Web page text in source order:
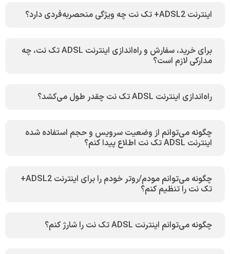
اینترنت ADSL2+ تک نت چه ویژگی منحصربه‌فردی دارد؟
برای خرید، سفارش و راه‌اندازی اینترنت ADSL تک نت، چه
مدارکی لازم است؟
راه‌اندازی اینترنت ADSL تک نت چقدر طول می‌کشد؟
چگونه می‌توانم از وضعیت سرویس و حجم استفاده شده
اینترنت ADSL تک نت اطلاع پیدا کنم؟
چگونه می‌توانم مودم/روتر خودم را برای اینترنت ADSL2+
تک نت را تنظیم کنم؟
چگونه می‌توانم اینترنت ADSL تک نت را شارژ کنم؟